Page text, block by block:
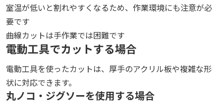
室温が低いと割れやすくなるため、作業環境にも注意が必
要です
曲線カットは手作業では困難です
電動工具でカットする場合
電動工具を使ったカットは、厚手のアクリル板や複雑な形
状に対応できます。
丸ノコ・ジグソーを使用する場合